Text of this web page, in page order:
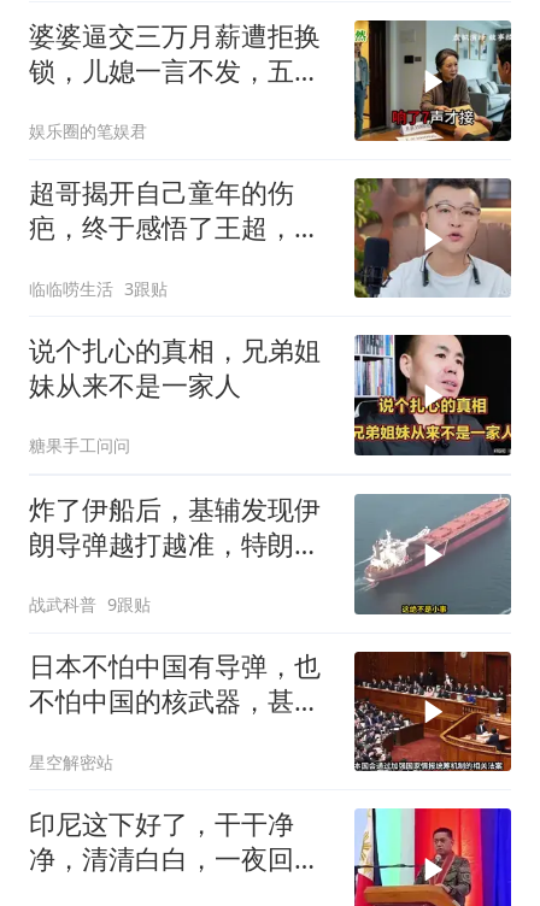
婆婆逼交三万月薪遭拒换
锁，儿媳一言不发，五天
娱乐圈的笔娱君
超哥揭开自己童年的伤
疤，终于感悟了王超，他
临临唠生活 3跟贴
说个扎心的真相，兄弟姐
妹从来不是一家人
糖果手工问问
炸了伊船后，基辅发现伊
朗导弹越打越准，特朗普
战武科普 9跟贴
日本不怕中国有导弹，也
不怕中国的核武器，甚至
星空解密站
印尼这下好了，干干净
净，清清白白，一夜回到